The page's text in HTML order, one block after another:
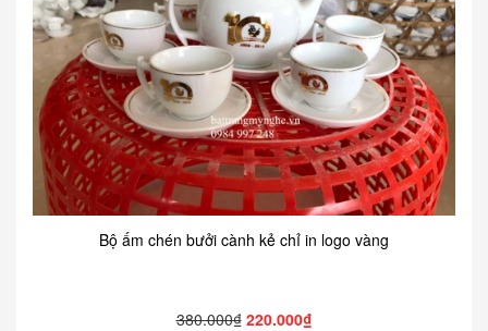
Bộ ấm chén bưởi cành kẻ chỉ in logo vàng
380.000₫ 220.000₫